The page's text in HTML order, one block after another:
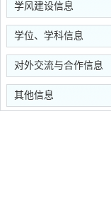
学风建设信息
学位、学科信息
对外交流与合作信息
其他信息